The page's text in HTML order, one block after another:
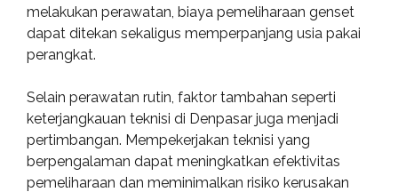
melakukan perawatan, biaya pemeliharaan genset
dapat ditekan sekaligus memperpanjang usia pakai
perangkat.
Selain perawatan rutin, faktor tambahan seperti
keterjangkauan teknisi di Denpasar juga menjadi
pertimbangan. Mempekerjakan teknisi yang
berpengalaman dapat meningkatkan efektivitas
pemeliharaan dan meminimalkan risiko kerusakan